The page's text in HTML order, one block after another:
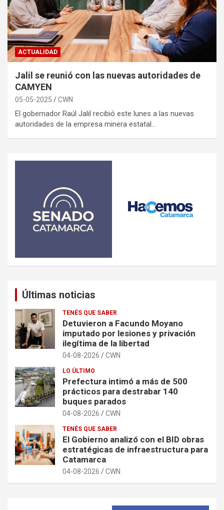
ACTUALIDAD
Jalil se reunió con las nuevas autoridades de
CAMYEN
05-05-2025 CWN
El gobernador Raúl Jalil recibió este lunes a las nuevas
autoridades de la empresa minera estatal…
Últimas noticias
TENÉS QUE SABER
Detuvieron a Facundo Moyano
imputado por lesiones y privación
ilegítima de la libertad
04-08-2026 CWN
LO ÚLTIMO
Prefectura intimó a más de 500
prácticos para destrabar 140
buques parados
04-08-2026 CWN
TENÉS QUE SABER
El Gobierno analizó con el BID obras
estratégicas de infraestructura para
Catamarca
04-08-2026 CWN